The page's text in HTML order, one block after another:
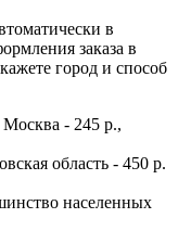
в
заказа в
город и способ
- 245 р.,
область - 450 р.
населенных